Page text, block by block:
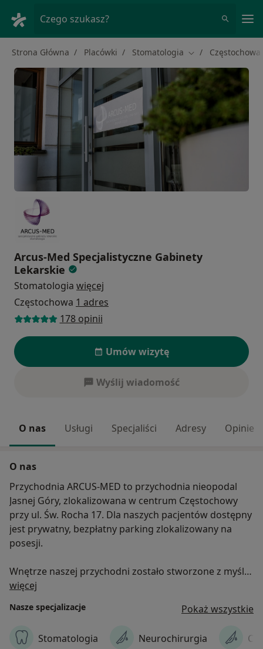
Czego szukasz?
Strona Główna Placówki Stomatologia Zmień miasto
Częstochowa
Arcus-Med Specjalistyczne Gabinety
Lekarskie
Stomatologia więcej
Częstochowa 1 adres
178 opinii
Umów wizytę
Wyślij wiadomość
O nas Usługi Specjaliści Adresy Opinie
O nas
Przychodnia ARCUS-MED to przychodnia nieopodal
Jasnej Góry, zlokalizowana w centrum Częstochowy
przy ul. Św. Rocha 17. Dla naszych pacjentów dostępny
jest prywatny, bezpłatny parking zlokalizowany na
posesji.
Wnętrze naszej przychodni zostało stworzone z myślą
o komforcie naszych pacjentów: klimatyzowane
jest osobom niepełnosprawnym: brak barier
architektonicznych, wejście do przychodni bez stopni –
z poziomu 0 oraz toaleta dostosowana do potrzeb
więcej
Nasze specjalizacje Pokaż wszystkie
Stomatologia Neurochirurgia